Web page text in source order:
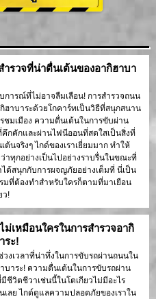
ำรวจที่น่าตื่นเต้นของอากิฮาบา
การณ์ที่ไม่อาจลืมเลือน! การสำรวจถนน
ฮาบาระด้วยโกคาร์ทเป็นวิธีที่สนุกสนาน
ชมเมือง ความตื่นเต้นในการขับผ่าน
กคักและผ่านไฟนีออนที่สดใสเป็นสิ่งที่
ต้นจริงๆ ไกด์ของเราเยี่ยมมาก ทำให้
าทุกอย่างเป็นไปอย่างราบรื่นในขณะที่
ได้สนุกกับการผจญภัยอย่างเต็มที่ นี่เป็น
มที่ต้องทำสำหรับใครก็ตามที่มาเยือน
ว!
ม่เหมือนใครในการสำรวจอากิ
ระ!
วงเวลาที่น่าทึ่งในการขับรถผ่านถนนใน
บาระ! ความตื่นเต้นในการขับรถผ่าน
ชีวิตชีวาเช่นนี้ในโตเกียวไม่มีอะไร
เลย ไกด์ดูแลความปลอดภัยของเราใน